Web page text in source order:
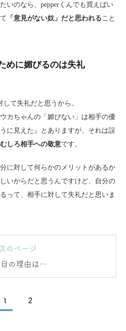
いのなら、pepperくんでも買えばい
「意見がない奴」だと思われる こと
めに媚びるのは失礼
て失礼だと思うから。
カちゃんの「媚びない」は相手の優
に見えた』とありますが、それは誤
しろ相手への敬意です。
に対して何らかのメリットがあるか
いからだと思うんですけど、自分の
って、相手に対して失礼だと思いま
のページ
の理由は…
1 2